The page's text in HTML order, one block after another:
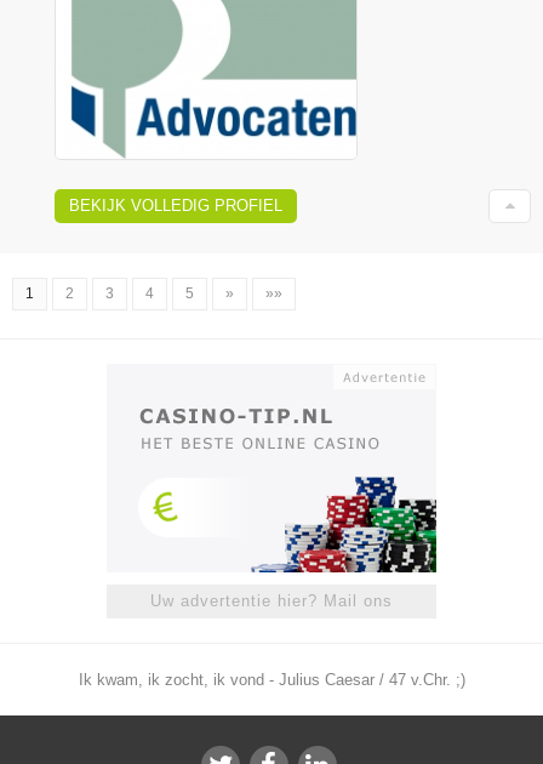
BEKIJK VOLLEDIG PROFIEL
1 2 3 4 5 » »»
Uw advertentie hier? Mail ons
Ik kwam, ik zocht, ik vond - Julius Caesar / 47 v.Chr. ;)